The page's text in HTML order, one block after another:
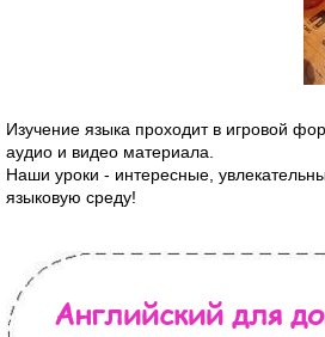
Изучение языка проходит в игровой
аудио и видео материала.
Наши уроки - интересные,
языковую среду!
Английский для